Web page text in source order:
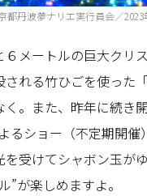
都丹波夢ナリエ実行員会／
６メートルの巨大クリ
される竹ひごを使った
。また、昨年に続き
るショー（不定期開催
を受けてシャボン玉が
”が楽しめますよ。